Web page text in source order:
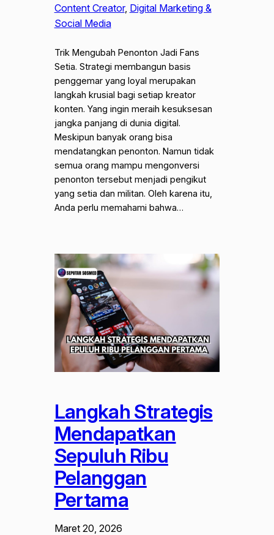
Content Creator, Digital Marketing &
Social Media
Trik Mengubah Penonton Jadi Fans
Setia. Strategi membangun basis
penggemar yang loyal merupakan
langkah krusial bagi setiap kreator
konten. Yang ingin meraih kesuksesan
jangka panjang di dunia digital.
Meskipun banyak orang bisa
mendatangkan penonton. Namun tidak
semua orang mampu mengonversi
penonton tersebut menjadi pengikut
yang setia dan militan. Oleh karena itu,
Anda perlu memahami bahwa…
Langkah Strategis
Mendapatkan
Sepuluh Ribu
Pelanggan
Pertama
Maret 20, 2026